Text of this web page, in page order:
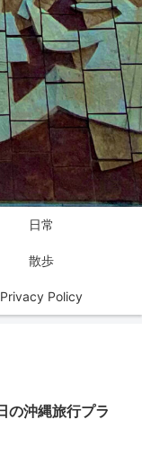
日常
散歩
Privacy Policy
の沖縄旅行プラ